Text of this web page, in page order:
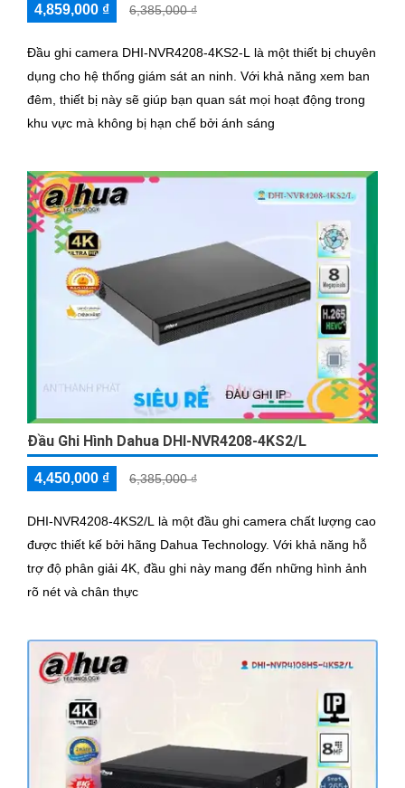
4,859,000 ₫ 6,385,000 ₫
Đầu ghi camera DHI-NVR4208-4KS2-L là một thiết bị chuyên
dụng cho hệ thống giám sát an ninh. Với khả năng xem ban
đêm, thiết bị này sẽ giúp bạn quan sát mọi hoạt động trong
khu vực mà không bị hạn chế bởi ánh sáng
Đầu Ghi Hình Dahua DHI-NVR4208-4KS2/L
4,450,000 ₫ 6,385,000 ₫
DHI-NVR4208-4KS2/L là một đầu ghi camera chất lượng cao
được thiết kế bởi hãng Dahua Technology. Với khả năng hỗ
trợ độ phân giải 4K, đầu ghi này mang đến những hình ảnh
rõ nét và chân thực